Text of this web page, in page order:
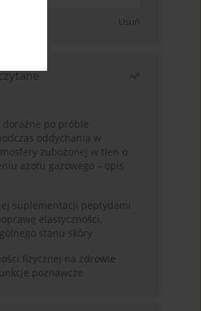
Usuń
doraźne po próbie
oddychania w
zubożonej w tlen o
azotu gazowego – opis
suplementacji peptydami
elastyczności,
stanu skóry
fizycznej na zdrowie
poznawcze